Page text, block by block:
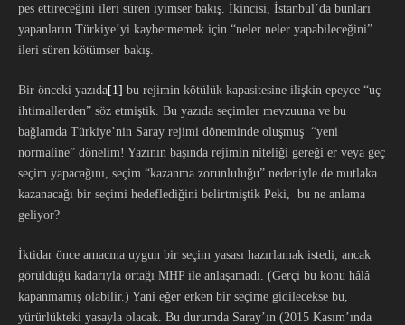
pes ettireceğini ileri süren iyimser bakış. İkincisi, İstanbul’da bunları
yapanların Türkiye’yi kaybetmemek için “neler neler yapabileceğini”
ileri süren kötümser bakış.
Bir önceki yazıda[1] bu rejimin kötülük kapasitesine ilişkin epeyce “uç
ihtimallerden” söz etmiştik. Bu yazıda seçimler mevzuuna ve bu
bağlamda Türkiye’nin Saray rejimi döneminde oluşmuş “yeni
normaline” dönelim! Yazının başında rejimin niteliği gereği er veya geç
seçim yapacağını, seçim “kazanma zorunluluğu” nedeniyle de mutlaka
kazanacağı bir seçimi hedeflediğini belirtmiştik Peki, bu ne anlama
geliyor?
İktidar önce amacına uygun bir seçim yasası hazırlamak istedi, ancak
görüldüğü kadarıyla ortağı MHP ile anlaşamadı. (Gerçi bu konu hâlâ
kapanmamış olabilir.) Yani eğer erken bir seçime gidilecekse bu,
yürürlükteki yasayla olacak. Bu durumda Saray’ın (2015 Kasım’ında